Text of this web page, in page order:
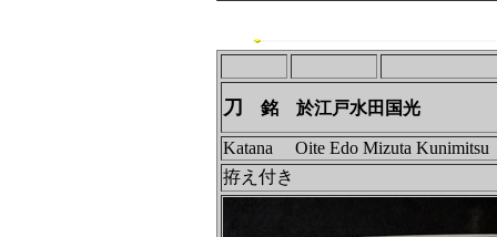
刀 銘 於江戸水田国光
Katana Oite Edo Mizuta Kunimitsu
拵え付き